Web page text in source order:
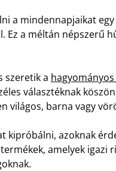
a mindennapjaikat
Ez a méltán népszerű
szeretik a
választéknak
világos, barna vagy
kipróbálni, azoknak
amelyek igazi